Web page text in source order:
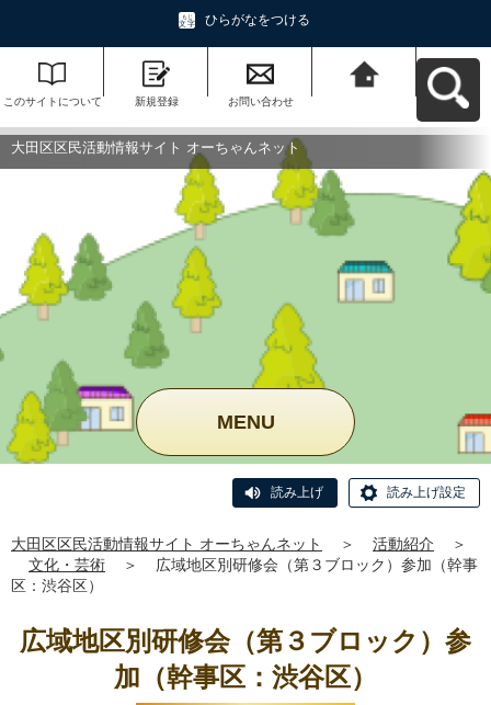
ひらがなをつける
このサイトについて 新規登録 お問い合わせ
ットへ戻る
大田区区民活動情報サイト オーちゃんネット
MENU
読み上げ 読み上げ設定
大田区区民活動情報サイト オーちゃんネット ＞ 活動紹介
＞
文化・芸術
＞
広域地区別研修会（第３ブロック）参加（幹事
区：渋谷区）
広域地区別研修会（第３ブロック）参
加（幹事区：渋谷区）